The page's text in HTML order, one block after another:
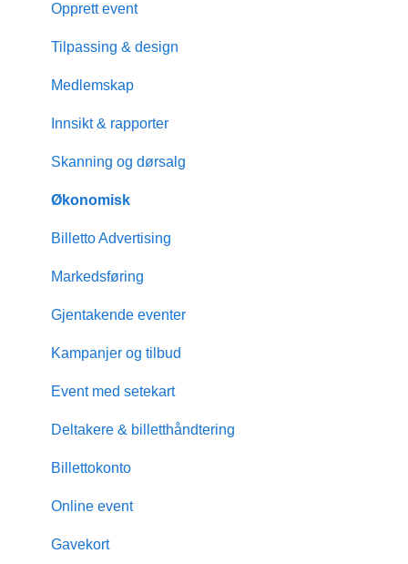
Opprett event
Tilpassing & design
Medlemskap
Innsikt & rapporter
Skanning og dørsalg
Økonomisk
Billetto Advertising
Markedsføring
Gjentakende eventer
Kampanjer og tilbud
Event med setekart
Deltakere & billetthåndtering
Billettokonto
Online event
Gavekort